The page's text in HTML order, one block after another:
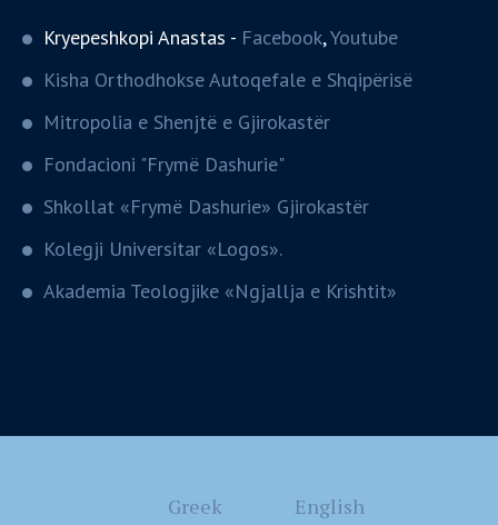
Kryepeshkopi Anastas - Facebook,Youtube
Kisha Orthodhokse Autoqefale e Shqipërisë
Mitropolia e Shenjtë e Gjirokastër
Fondacioni "Frymë Dashurie"
Shkollat «Frymë Dashurie» Gjirokastër
Kolegji Universitar «Logos».
Akademia Teologjike «Ngjallja e Krishtit»
Greek English